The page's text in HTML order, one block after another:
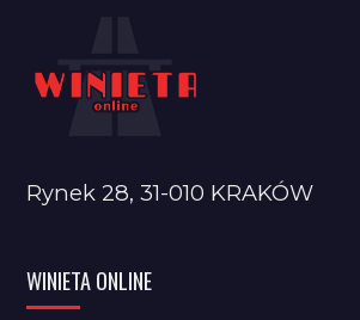
Rynek 28, 31-010 KRAKÓW
WINIETA ONLINE